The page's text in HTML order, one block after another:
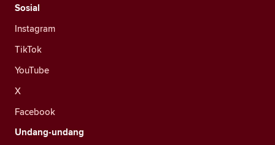
Sosial
Instagram
TikTok
YouTube
X
Facebook
Undang-undang